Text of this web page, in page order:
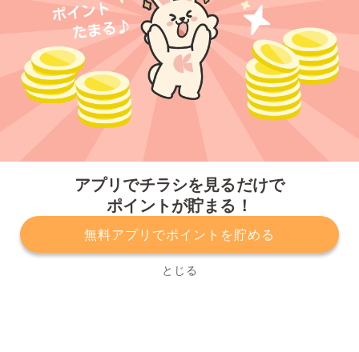
アプリでチラシを見るだけで
ポイントが貯まる！
無料アプリでポイントを貯める
とじる
プライバシーポリシー 利用規約
運営会社
サービスに関してのお問い合わせ